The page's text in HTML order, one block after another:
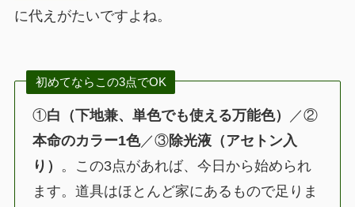
に代えがたいですよね。
初めてならこの3点でOK
①白（下地兼、単色でも使える万能色）
／②
本命のカラー1色／③除光液（アセトン入
り） 。この3点があれば、今日から始められ
ます。道具はほとんど家にあるもので足りま